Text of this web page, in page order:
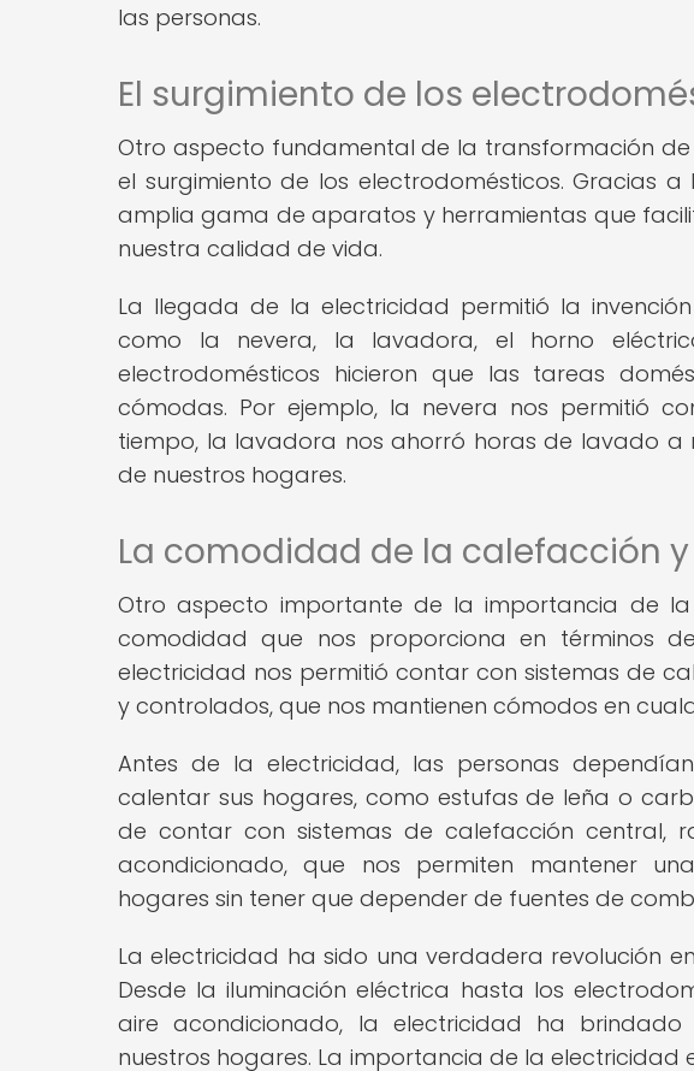
las personas.
El surgimiento de los
Otro aspecto fundamental de la transformación
el surgimiento de los electrodomésticos. Gracias
amplia gama de aparatos y herramientas que
nuestra calidad de vida.
La llegada de la electricidad permitió la
como la nevera, la lavadora, el horno
electrodomésticos hicieron que las tareas
cómodas. Por ejemplo, la nevera nos permitió
tiempo, la lavadora nos ahorró horas de lavado
de nuestros hogares.
La comodidad de la calefacción
Otro aspecto importante de la importancia de
comodidad que nos proporciona en términos
electricidad nos permitió contar con sistemas de
y controlados, que nos mantienen cómodos en
Antes de la electricidad, las personas
calentar sus hogares, como estufas de leña o
de contar con sistemas de calefacción central,
acondicionado, que nos permiten mantener
hogares sin tener que depender de fuentes de
La electricidad ha sido una verdadera revolución
Desde la iluminación eléctrica hasta los
aire acondicionado, la electricidad ha
nuestros hogares. La importancia de la electricidad